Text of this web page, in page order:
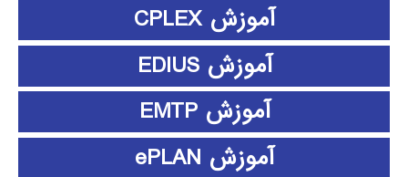
آموزش CPLEX
آموزش EDIUS
آموزش EMTP
آموزش ePLAN